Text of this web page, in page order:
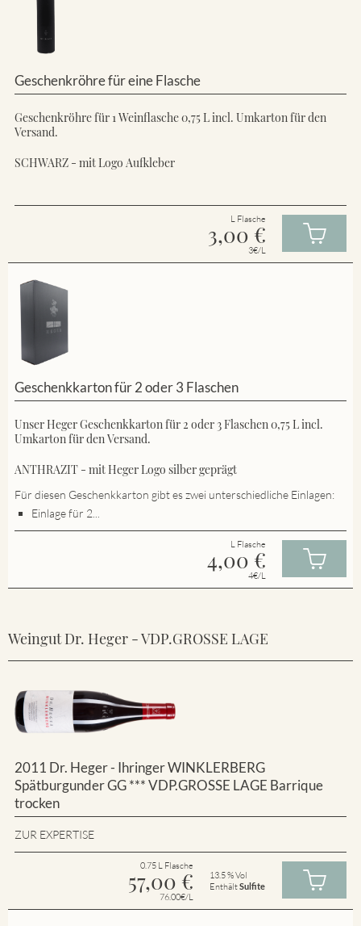
Geschenkröhre für eine Flasche
Geschenkröhre für 1 Weinflasche 0,75 L incl. Umkarton für den
Versand.
SCHWARZ - mit Logo Aufkleber
L Flasche
3,00 €
3€/L
Geschenkkarton für 2 oder 3 Flaschen
Unser Heger Geschenkkarton für 2 oder 3 Flaschen 0,75 L incl.
Umkarton für den Versand.
ANTHRAZIT - mit Heger Logo silber geprägt
Für diesen Geschenkkarton gibt es zwei unterschiedliche Einlagen:
Einlage für 2...
L Flasche
4,00 €
4€/L
Weingut Dr. Heger - VDP.GROSSE LAGE
2011 Dr. Heger - Ihringer WINKLERBERG
Spätburgunder GG *** VDP.GROSSE LAGE Barrique
trocken
ZUR EXPERTISE
0.75 L Flasche
57,00 €
76.00€/L
13.5 % Vol
EnthältSulfite